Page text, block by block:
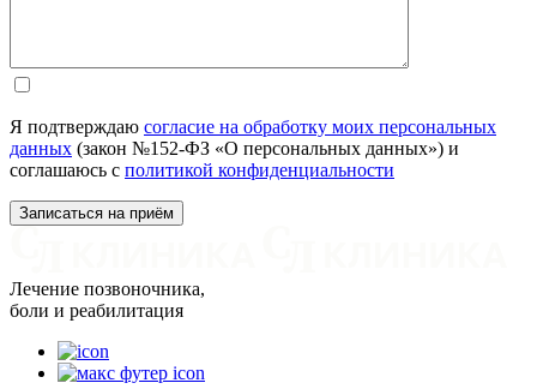
Я подтверждаю согласие на обработку моих персональных
данных (закон №152-ФЗ «О персональных данных») и
соглашаюсь с политикой конфиденциальности
Лечение позвоночника,
боли и реабилитация